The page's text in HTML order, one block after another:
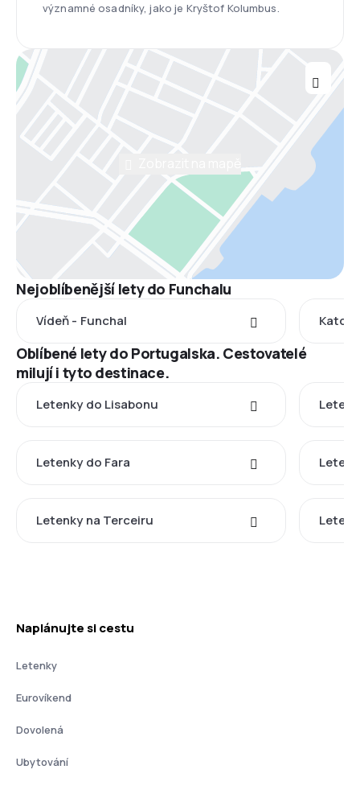
významné osadníky, jako je Kryštof Kolumbus.
Nejoblíbenější lety do Funchalu
Vídeň - Funchal
Oblíbené lety do Portugalska. Cestovatelé
milují i tyto destinace.
Letenky do Lisabonu
Letenky do Fara
Letenky na Terceiru
Naplánujte si cestu
Letenky
Eurovíkend
Dovolená
Ubytování